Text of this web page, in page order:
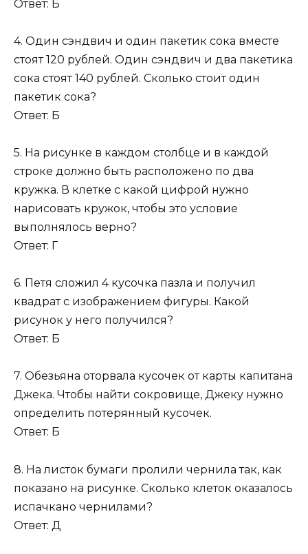
Ответ: Б
4. Один сэндвич и один пакетик сока вместе
стоят 120 рублей. Один сэндвич и два пакетика
сока стоят 140 рублей. Сколько стоит один
пакетик сока?
Ответ: Б
5. На рисунке в каждом столбце и в каждой
строке должно быть расположено по два
кружка. В клетке с какой цифрой нужно
нарисовать кружок, чтобы это условие
выполнялось верно?
Ответ: Г
6. Петя сложил 4 кусочка пазла и получил
квадрат с изображением фигуры. Какой
рисунок у него получился?
Ответ: Б
7. Обезьяна оторвала кусочек от карты капитана
Джека. Чтобы найти сокровище, Джеку нужно
определить потерянный кусочек.
Ответ: Б
8. На листок бумаги пролили чернила так, как
показано на рисунке. Сколько клеток оказалось
испачкано чернилами?
Ответ: Д